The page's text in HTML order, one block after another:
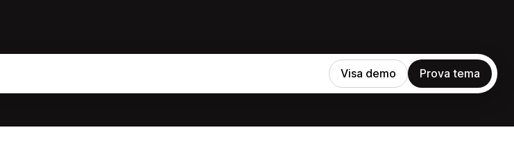
Visa demo Prova tema